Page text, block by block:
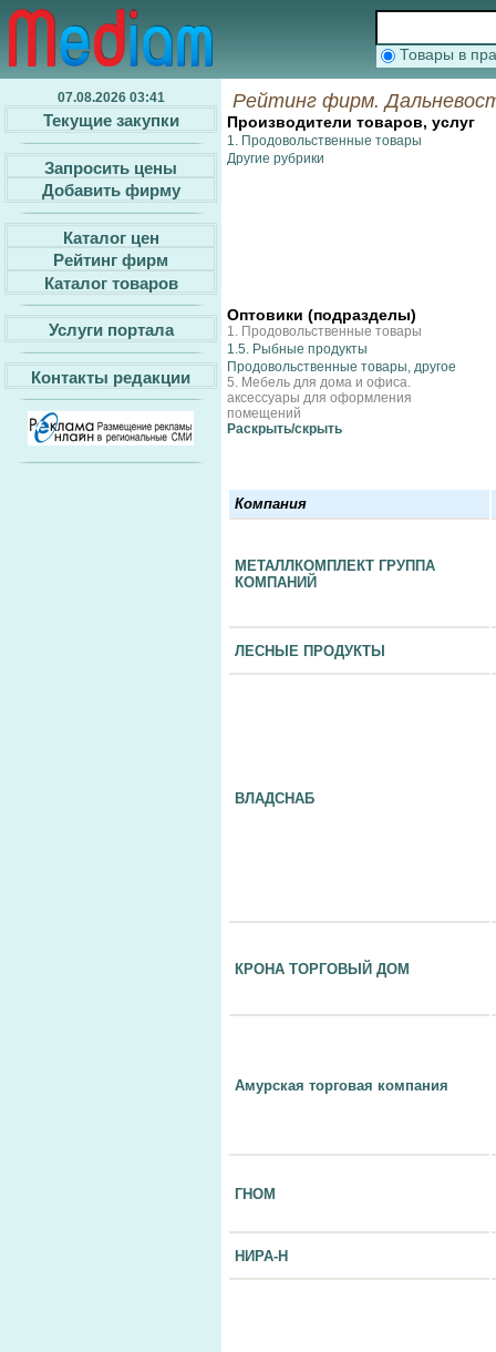
Товары в
07.08.2026 03:41
Текущие закупки
Запросить цены
Добавить фирму
Каталог цен
Рейтинг фирм
Каталог товаров
Услуги портала
Контакты редакции
Рейтинг фирм.
Производители товаров, услуг
1. Продовольственные товары
Другие рубрики
Оптовики (подразделы)
1. Продовольственные товары
1.5. Рыбные продукты
Продовольственные товары, другое
5. Мебель для дома и офиса.
аксессуары для оформления
помещений
Раcкрыть/скрыть
Компания
МЕТАЛЛКОМПЛЕКТ ГРУППА
КОМПАНИЙ
ЛЕСНЫЕ ПРОДУКТЫ
ВЛАДСНАБ
КРОНА ТОРГОВЫЙ ДОМ
Амурская торговая компания
ГНОМ
НИРА-Н